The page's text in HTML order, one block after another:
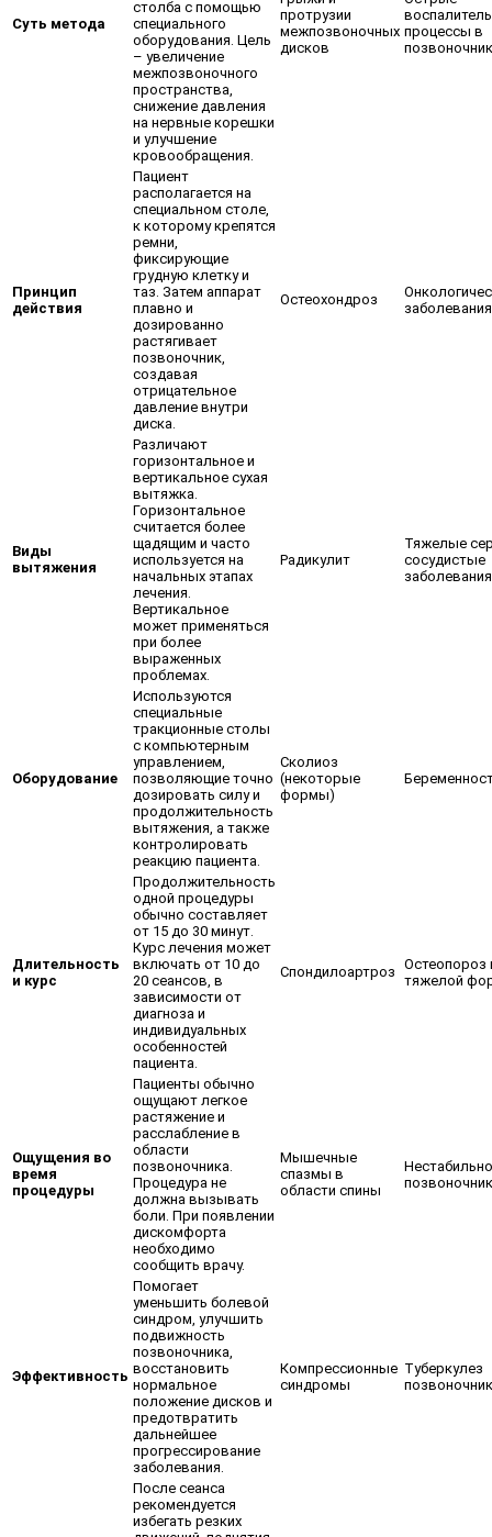
Суть метода
столба с помощью
специального
оборудования. Цель
– увеличение
межпозвоночного
пространства,
снижение давления
на нервные корешки
и улучшение
кровообращения.
протрузии
межпозвоночных
дисков
процессы в
Принцип
действия
Пациент
располагается на
специальном столе,
к которому крепятся
ремни,
фиксирующие
грудную клетку и
таз. Затем аппарат
плавно и
дозированно
растягивает
позвоночник,
создавая
отрицательное
давление внутри
диска.
Остеохондроз
заболевания
Виды
вытяжения
Различают
горизонтальное и
вертикальное сухая
вытяжка.
Горизонтальное
считается более
щадящим и часто
используется на
начальных этапах
лечения.
Вертикальное
может применяться
при более
выраженных
проблемах.
Радикулит
Тяжелые
сосудистые
заболевания
Оборудование
Используются
специальные
тракционные столы
с компьютерным
управлением,
позволяющие точно
дозировать силу и
продолжительность
вытяжения, а также
контролировать
реакцию пациента.
Сколиоз
(некоторые
формы)
Длительность
и курс
Продолжительность
одной процедуры
обычно составляет
от 15 до 30 минут.
Курс лечения может
включать от 10 до
20 сеансов, в
зависимости от
диагноза и
индивидуальных
особенностей
пациента.
Спондилоартроз Остеопороз
тяжелой
Ощущения во
время
процедуры
Пациенты обычно
ощущают легкое
растяжение и
расслабление в
области
позвоночника.
Процедура не
должна вызывать
боли. При появлении
дискомфорта
необходимо
сообщить врачу.
Мышечные
спазмы в
области спины
Эффективность
Помогает
уменьшить болевой
синдром, улучшить
подвижность
позвоночника,
восстановить
нормальное
положение дисков и
предотвратить
дальнейшее
прогрессирование
заболевания.
Компрессионные
синдромы
Туберкулез
После сеанса
рекомендуется
избегать резких